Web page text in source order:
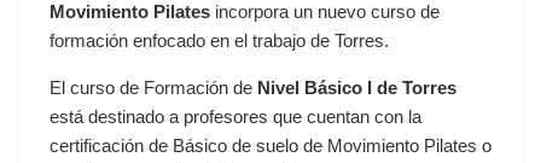
Movimiento Pilates incorpora un nuevo curso de
formación enfocado en el trabajo de Torres.
El curso de Formación de Nivel Básico I de Torres
está destinado a profesores que cuentan con la
certificación de Básico de suelo de Movimiento Pilates o